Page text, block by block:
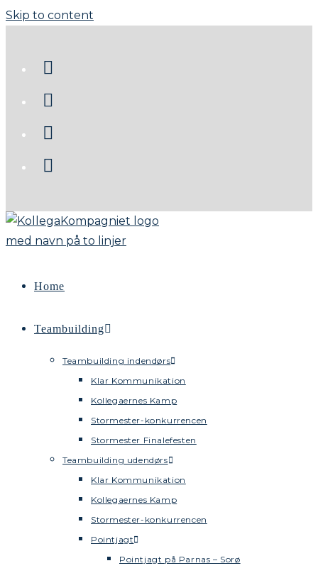
Skip to content
Home
Teambuilding
Teambuilding indendørs
Klar Kommunikation
Kollegaernes Kamp
Stormester-konkurrencen
Stormester Finalefesten
Teambuilding udendørs
Klar Kommunikation
Kollegaernes Kamp
Stormester-konkurrencen
Pointjagt
Pointjagt på Parnas – Sorø